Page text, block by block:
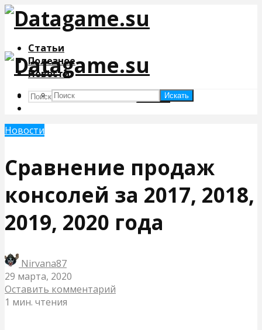
Статьи
Полезное
Новости
ИскатьИскать
Новости
Сравнение продаж
консолей за 2017, 2018,
2019, 2020 года
Nirvana87
29 марта, 2020
Оставить комментарий
1 мин. чтения